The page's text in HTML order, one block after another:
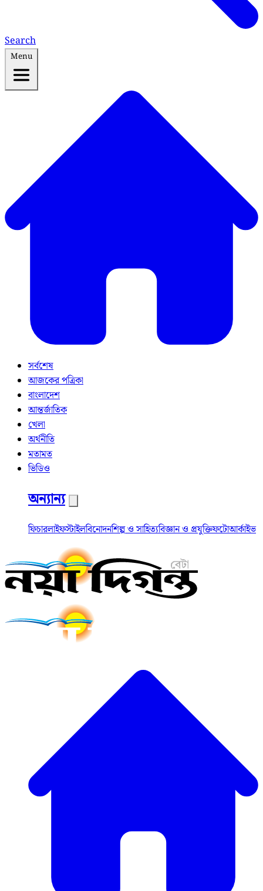
Search
Menu
সর্বশেষ
আজকের পত্রিকা
বাংলাদেশ
আন্তর্জাতিক
খেলা
অর্থনীতি
মতামত
ভিডিও
অন্যান্য
ফিচারলাইফস্টাইলবিনোদনশিল্প ও সাহিত্যবিজ্ঞান ও প্রযুক্তিফটোআর্কাইভ